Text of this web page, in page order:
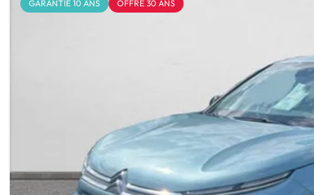
GARANTIE 10 ANS OFFRE 30 ANS